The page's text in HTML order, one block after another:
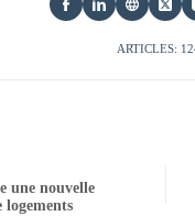
ARTICLES:
une nouvelle
logements